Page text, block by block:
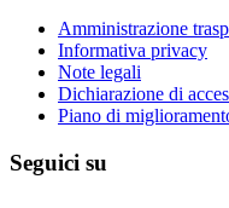
Amministrazione
Informativa privacy
Note legali
Dichiarazione di
Piano di
Seguici su